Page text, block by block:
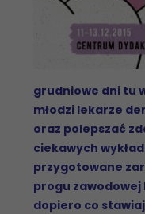
grudniowe dni tu
młodzi lekarze
oraz polepszać
ciekawych
przygotowane
progu
dopiero co